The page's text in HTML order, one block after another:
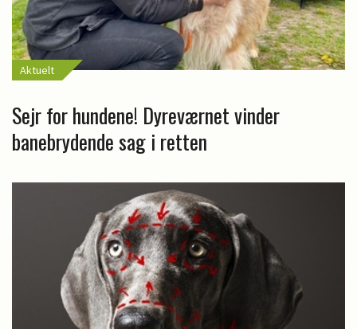
Aktuelt
Sejr for hundene! Dyreværnet vinder
banebrydende sag i retten